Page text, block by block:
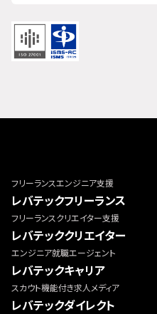
フリーランスエンジニア支援
レバテックフリーランス
フリーランスクリエイター支援
レバテッククリエイター
エンジニア就職エージェント
レバテックキャリア
スカウト機能付き求人メディア
レバテックダイレクト